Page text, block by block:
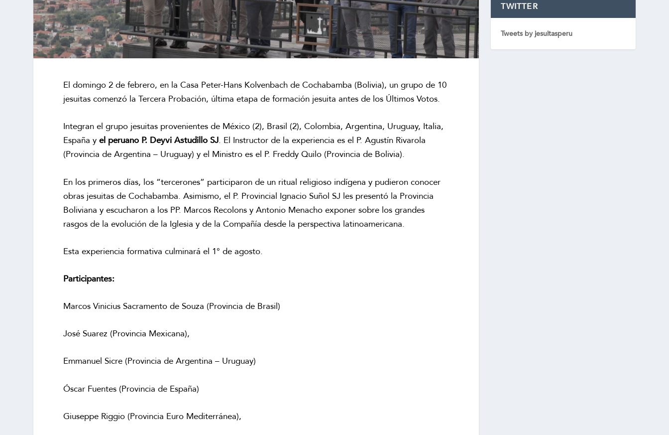
El domingo 2 de febrero, en la Casa Peter-Hans Kolvenbach de Cochabamba (Bolivia), un grupo de 10
jesuitas comenzó la Tercera Probación, última etapa de formación jesuita antes de los Últimos Votos.
Integran el grupo jesuitas provenientes de México (2), Brasil (2), Colombia, Argentina, Uruguay, Italia,
España yel peruano P. Deyvi Astudillo SJ. El Instructor de la experiencia es el P. Agustín Rivarola
(Provincia de Argentina – Uruguay) y el Ministro es el P. Freddy Quilo (Provincia de Bolivia).
En los primeros días, los “tercerones” participaron de un ritual religioso indígena y pudieron conocer
obras jesuitas de Cochabamba. Asimismo, el P. Provincial Ignacio Suñol SJ les presentó la Provincia
Boliviana y escucharon a los PP. Marcos Recolons y Antonio Menacho exponer sobre los grandes
rasgos de la evolución de la Iglesia y de la Compañía desde la perspectiva latinoamericana.
Esta experiencia formativa culminará el 1° de agosto.
Participantes:
Marcos Vinicius Sacramento de Souza (Provincia de Brasil)
José Suarez (Provincia Mexicana),
Emmanuel Sicre (Provincia de Argentina – Uruguay)
Óscar Fuentes (Provincia de España)
Giuseppe Riggio (Provincia Euro Mediterránea),
TWITTER
Tweets by jesuitasperu